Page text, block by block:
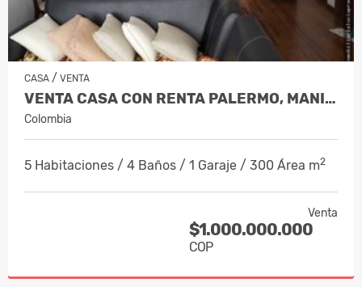
CASA / VENTA
VENTA CASA CON RENTA PALERMO, MANIZA…
Colombia
5 Habitaciones / 4 Baños / 1 Garaje / 300 Área m2
Venta
$1.000.000.000
COP